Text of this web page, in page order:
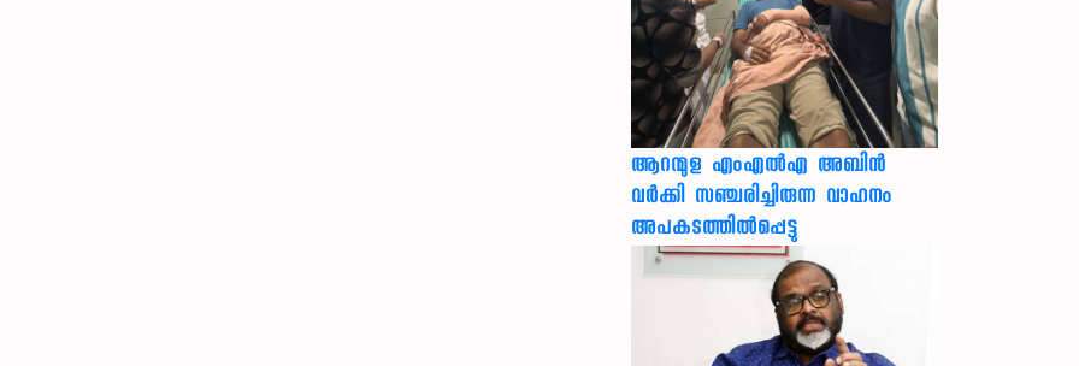
ആറന്മുള എംഎൽഎ അബിൻ
വർക്കി സഞ്ചരിച്ചിരുന്ന വാഹനം
അപകടത്തിൽപ്പെട്ടു